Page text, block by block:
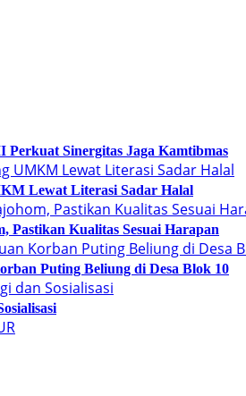
Perkuat Sinergitas Jaga Kamtibmas
Lewat Literasi Sadar Halal
Pastikan Kualitas Sesuai Harapan
Puting Beliung di Desa Blok 10